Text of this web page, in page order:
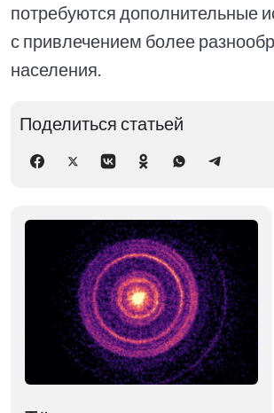
потребуются дополнительные
с привлечением более
населения.
Поделиться статьей